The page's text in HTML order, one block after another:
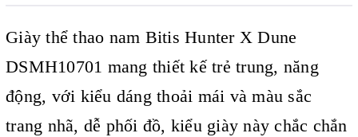
Giày thể thao nam Bitis Hunter X Dune
DSMH10701 mang thiết kế trẻ trung, năng
động, với kiểu dáng thoải mái và màu sắc
trang nhã, dễ phối đồ, kiểu giày này chắc chắn